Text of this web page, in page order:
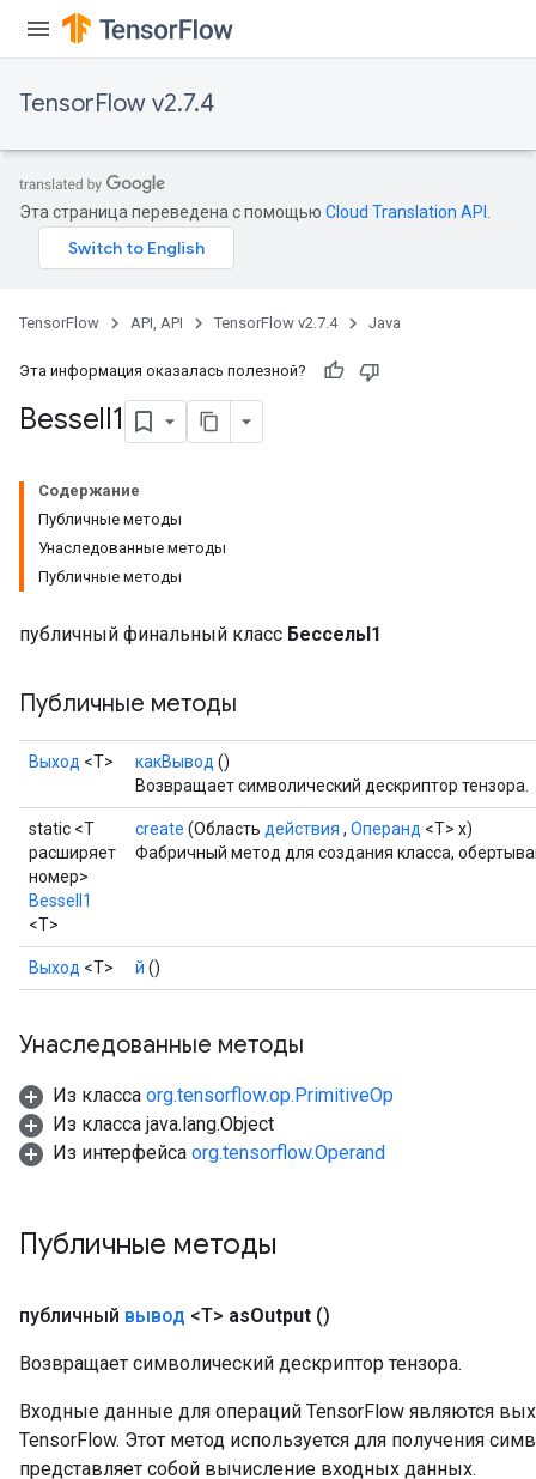
TensorFlow v2.7.4
Эта страница переведена с помощью Cloud Translation API
TensorFlow API, API TensorFlow v2.7.4 Java
Эта информация оказалась полезной?
BesselI1
Содержание
Публичные методы
Унаследованные методы
Публичные методы
публичный финальный класс БессельI1
Публичные методы
Выход <Т> какВывод ()
Возвращает символический дескриптор тензора.
static <T
расширяет
номер>
BesselI1
<T>
create (Область действия , Операнд <T> x)
Фабричный метод для создания класса,
Выход <Т> й ()
Унаследованные методы
Из класса org.tensorflow.op.PrimitiveOp
Из класса java.lang.Object
Из интерфейса org.tensorflow.Operand
Публичные методы
публичный вывод <T> asOutput ()
Возвращает символический дескриптор тензора.
Входные данные для операций TensorFlow являются
TensorFlow. Этот метод используется для получения
представляет собой вычисление входных данных.